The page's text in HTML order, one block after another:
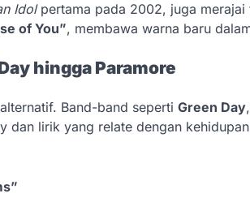
Idolpertama pada 2002, juga merajai
of You”, membawa warna baru
hingga Paramore
Band-band seperti Green Day,
dan lirik yang relate dengan